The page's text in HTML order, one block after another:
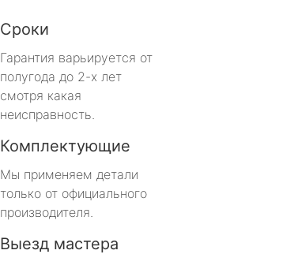
Сроки
Гарантия варьируется от
полугода до 2-х лет
смотря какая
неисправность.
Комплектующие
Мы применяем детали
только от официального
производителя.
Выезд мастера